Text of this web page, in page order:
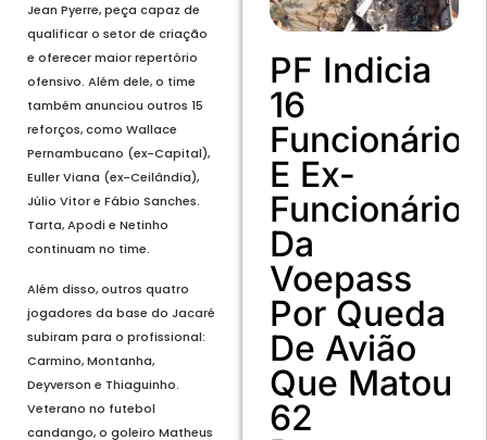
Jean Pyerre, peça capaz de
qualificar o setor de criação
e oferecer maior repertório
ofensivo. Além dele, o time
também anunciou outros 15
reforços, como Wallace
Pernambucano (ex-Capital),
Euller Viana (ex-Ceilândia),
Júlio Vitor e Fábio Sanches.
Tarta, Apodi e Netinho
continuam no time.
Além disso, outros quatro
jogadores da base do Jacaré
subiram para o profissional:
Carmino, Montanha,
Deyverson e Thiaguinho.
Veterano no futebol
candango, o goleiro Matheus
PF Indicia
16
Funcionários
E Ex-
Funcionários
Da
Voepass
Por Queda
De Avião
Que Matou
62